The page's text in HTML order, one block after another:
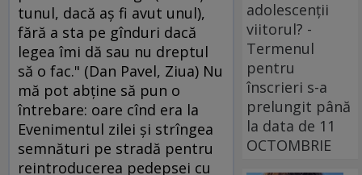
tunul, dacă aş fi avut unul),
fără a sta pe gînduri dacă
legea îmi dă sau nu dreptul
să o fac." (Dan Pavel, Ziua) Nu
mă pot abţine să pun o
întrebare: oare cînd era la
Evenimentul zilei şi strîngea
semnături pe stradă pentru
reintroducerea pedepsei cu
adolescenții
viitorul? -
Termenul
pentru
înscrieri s-a
prelungit până
la data de 11
OCTOMBRIE